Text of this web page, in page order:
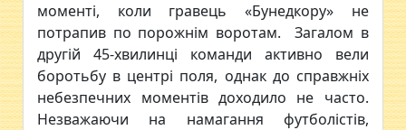
моменті, коли гравець «Бунедкору» не
потрапив по порожнім воротам. Загалом в
другій 45-хвилинці команди активно вели
боротьбу в центрі поля, однак до справжніх
небезпечних моментів доходило не часто.
Незважаючи на намагання футболістів,